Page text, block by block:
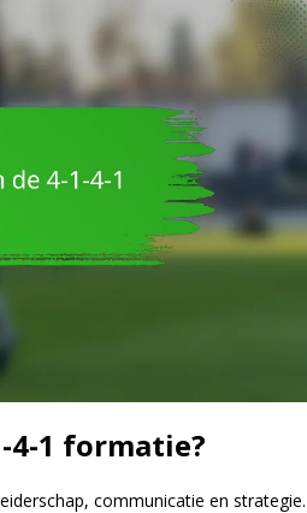
4-1 formatie?
communicatie en strategie.